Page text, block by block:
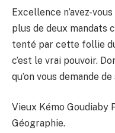
Excellence n’avez-
plus de deux mandats
tenté par cette follie
c’est le vrai pouvoir.
qu’on vous demande
Vieux Kémo Goudiaby
Géographie.